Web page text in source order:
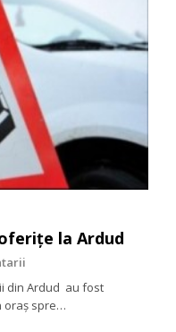
la Ardud
din Ardud au fost
oraş spre…